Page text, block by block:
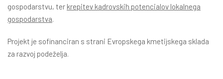
gospodarstvu, ter krepitev kadrovskih potencialov lokalnega
gospodarstva.
Projekt je sofinanciran s strani Evropskega kmetijskega sklada
za razvoj podeželja.